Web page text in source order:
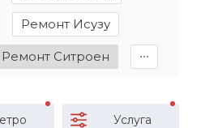
Ремонт Исузу
Ремонт Ситроен ∙∙∙
Услуга